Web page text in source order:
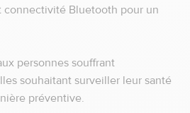
connectivité Bluetooth pour un
personnes souffrant
souhaitant surveiller leur santé
préventive.